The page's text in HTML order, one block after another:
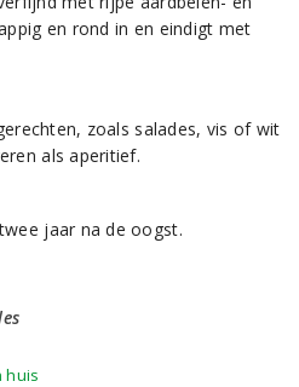
en rond in en eindigt met
zoals salades, vis of wit
als aperitief.
jaar na de oogst.
huis